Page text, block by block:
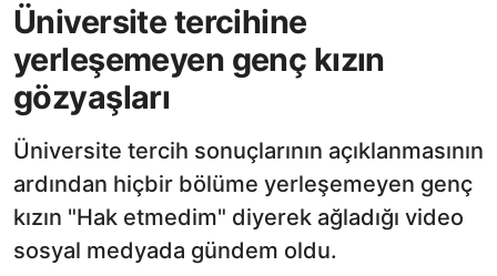
Üniversite tercihine
yerleşemeyen genç kızın
gözyaşları
Üniversite tercih sonuçlarının açıklanmasının
ardından hiçbir bölüme yerleşemeyen genç
kızın "Hak etmedim" diyerek ağladığı video
sosyal medyada gündem oldu.